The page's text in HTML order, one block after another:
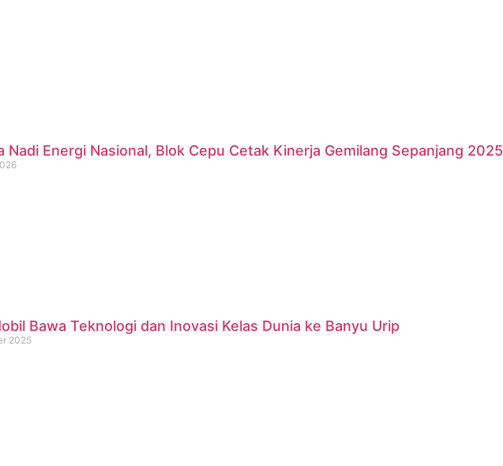
Nadi Energi Nasional, Blok Cepu Cetak Kinerja Gemilang Sepanjang 2025
Bawa Teknologi dan Inovasi Kelas Dunia ke Banyu Urip
2025